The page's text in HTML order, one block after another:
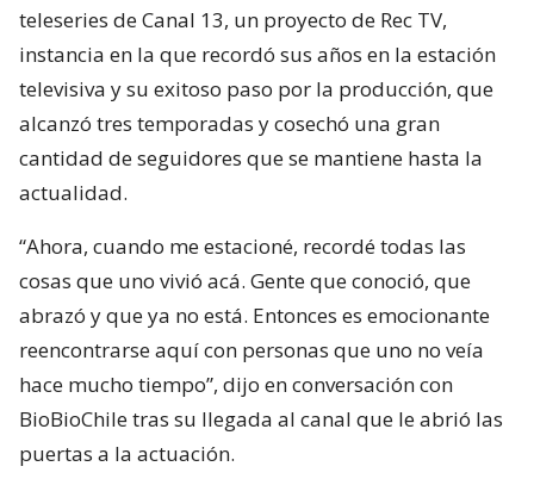
teleseries de Canal 13, un proyecto de Rec TV,
instancia en la que recordó sus años en la estación
televisiva y su exitoso paso por la producción, que
alcanzó tres temporadas y cosechó una gran
cantidad de seguidores que se mantiene hasta la
actualidad.
“Ahora, cuando me estacioné, recordé todas las
cosas que uno vivió acá. Gente que conoció, que
abrazó y que ya no está. Entonces es emocionante
reencontrarse aquí con personas que uno no veía
hace mucho tiempo”, dijo en conversación con
BioBioChile tras su llegada al canal que le abrió las
puertas a la actuación.